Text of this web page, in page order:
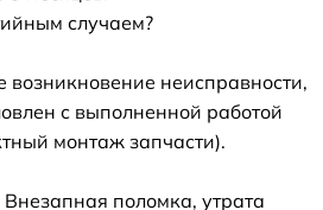
случаем?
возникновение неисправности,
с выполненной работой
монтаж запчасти).
поломка, утрата